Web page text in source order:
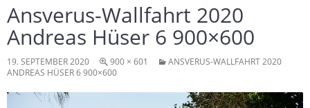
Ansverus-Wallfahrt 2020
Andreas Hüser 6 900×600
19. SEPTEMBER 2020 900 × 601
ANSVERUS-WALLFAHRT 2020
ANDREAS HÜSER 6 900×600